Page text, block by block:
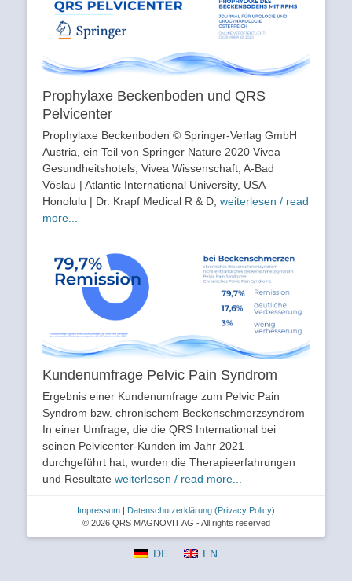
Prophylaxe Beckenboden und QRS
Pelvicenter
Prophylaxe Beckenboden © Springer-Verlag GmbH
Austria, ein Teil von Springer Nature 2020 Vivea
Gesundheitshotels, Vivea Wissenschaft, A-Bad
Vöslau | Atlantic International University, USA-
Honolulu | Dr. Krapf Medical R & D, weiterlesen / read
more...
Kundenumfrage Pelvic Pain Syndrom
Ergebnis einer Kundenumfrage zum Pelvic Pain
Syndrom bzw. chronischem Beckenschmerzsyndrom
In einer Umfrage, die die QRS International bei
seinen Pelvicenter-Kunden im Jahr 2021
durchgeführt hat, wurden die Therapieerfahrungen
und Resultate weiterlesen / read more...
Impressum | Datenschutzerklärung (Privacy Policy)
© 2026 QRS MAGNOVIT AG - All rights reserved
DE EN